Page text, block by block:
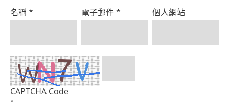
名稱* 電子郵件* 個人網站
CAPTCHA Code
*